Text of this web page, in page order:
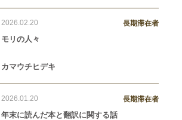
2026.02.20 長期滞在者
モリの人々
カマウチヒデキ
2026.01.20 長期滞在者
年末に読んだ本と翻訳に関する話